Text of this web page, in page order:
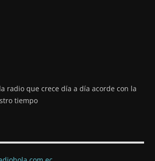
radio que crece día a día acorde con la
tiempo